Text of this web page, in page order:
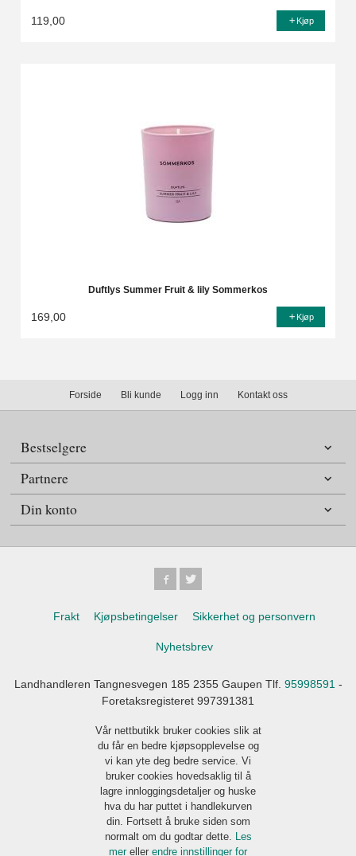
119,00 Kjøp
Duftlys Summer Fruit & lily Sommerkos
169,00 Kjøp
Forside Bli kunde Logg inn Kontakt oss
Bestselgere
Partnere
Din konto
Frakt Kjøpsbetingelser Sikkerhet og personvern
Nyhetsbrev
Landhandleren Tangnesvegen 185 2355 Gaupen Tlf. 95998591 -
Foretaksregisteret 997391381
Vår nettbutikk bruker cookies slik at
du får en bedre kjøpsopplevelse og
vi kan yte deg bedre service. Vi
bruker cookies hovedsaklig til å
lagre innloggingsdetaljer og huske
hva du har puttet i handlekurven
din. Fortsett å bruke siden som
normalt om du godtar dette. Les
mer eller endre innstillinger for